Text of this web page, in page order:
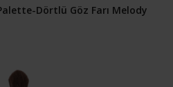
Dörtlü Göz Farı Melody